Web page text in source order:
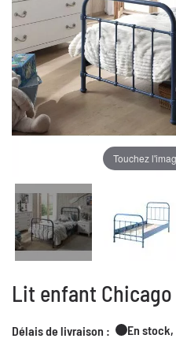
Touchez
Lit enfant
Délais de livraison : En